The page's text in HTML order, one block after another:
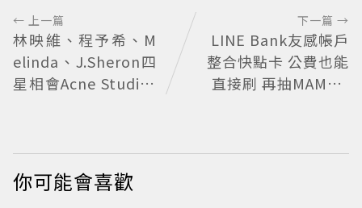
← 上一篇
林映維、程予希、M
elinda、J.Sheron四
星相會Acne Studios
下一篇 →
LINE Bank友感帳戶
整合快點卡 公費也能
直接刷 再抽MAMA A
你可能會喜歡